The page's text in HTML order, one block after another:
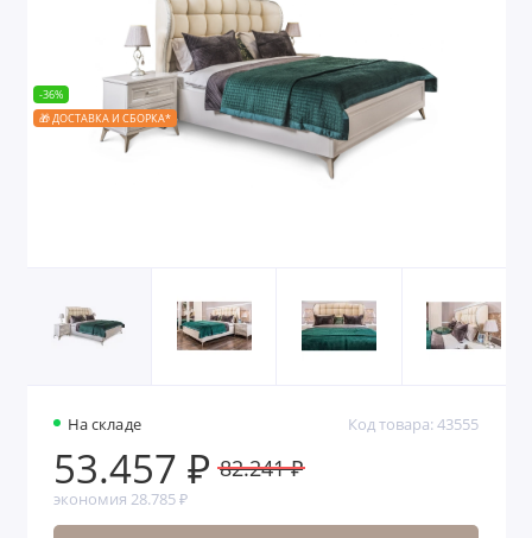
-36%
🎁 ДОСТАВКА И СБОРКА*
На складе Код товара: 43555
53.457 ₽ 82.241 ₽
экономия 28.785 ₽